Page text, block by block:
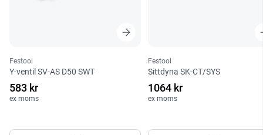
Festool
Y-ventil SV-AS D50 SWT
583 kr
ex moms
Festool
Sittdyna SK-CT/SYS
1064 kr
ex moms